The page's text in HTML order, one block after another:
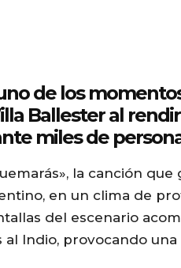
de los
Ballester al
miles de
la canción
en un clima de
del escenario
al Indio, provocando